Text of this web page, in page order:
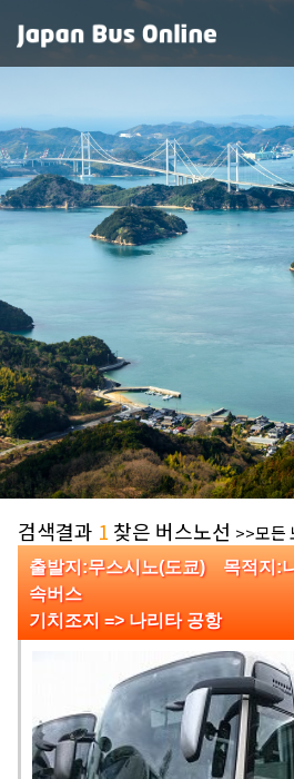
검색결과 1 찾은 버스노선 >>모든
출발지:무스시노(도쿄) 목적지:
속버스
기치조지 => 나리타 공항